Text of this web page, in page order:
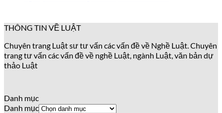
THÔNG TIN VỀ LUẬT
Chuyên trang Luật sư tư vấn các vấn đề về Nghề Luật. Chuyên
trang tư vấn các vấn đề về nghề Luật, ngành Luật, văn bản dự
thảo Luật
Danh mục
Danh mục